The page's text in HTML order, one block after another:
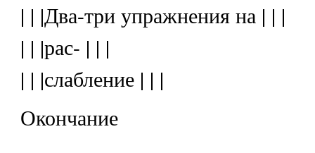
| | |Два-три упражнения на | | |
| | |рас- | | |
| | |слабление | | |
Окончание